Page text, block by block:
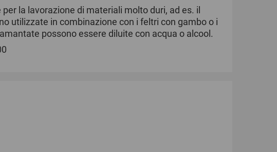
la lavorazione di materiali molto duri, ad es. il
utilizzate in combinazione con i feltri con gambo o i
possono essere diluite con acqua o alcool.